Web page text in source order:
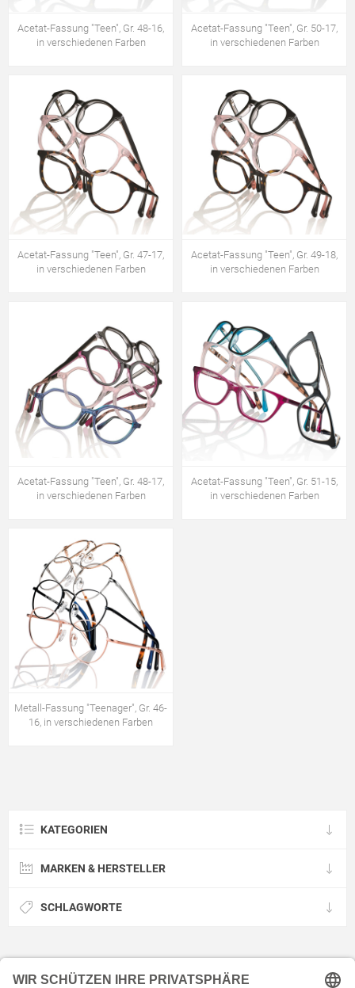
Acetat-Fassung "Teen", Gr. 48-16,
in verschiedenen Farben
Acetat-Fassung "Teen", Gr. 50-17,
in verschiedenen Farben
Acetat-Fassung "Teen", Gr. 47-17,
in verschiedenen Farben
Acetat-Fassung "Teen", Gr. 49-18,
in verschiedenen Farben
Acetat-Fassung "Teen", Gr. 48-17,
in verschiedenen Farben
Acetat-Fassung "Teen", Gr. 51-15,
in verschiedenen Farben
Metall-Fassung "Teenager", Gr. 46-
16, in verschiedenen Farben
KATEGORIEN
MARKEN & HERSTELLER
SCHLAGWORTE